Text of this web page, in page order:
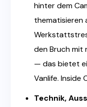
hinter dem
thematisieren
den Bruch mit
— das bietet
Vanlife. Inside
Technik,